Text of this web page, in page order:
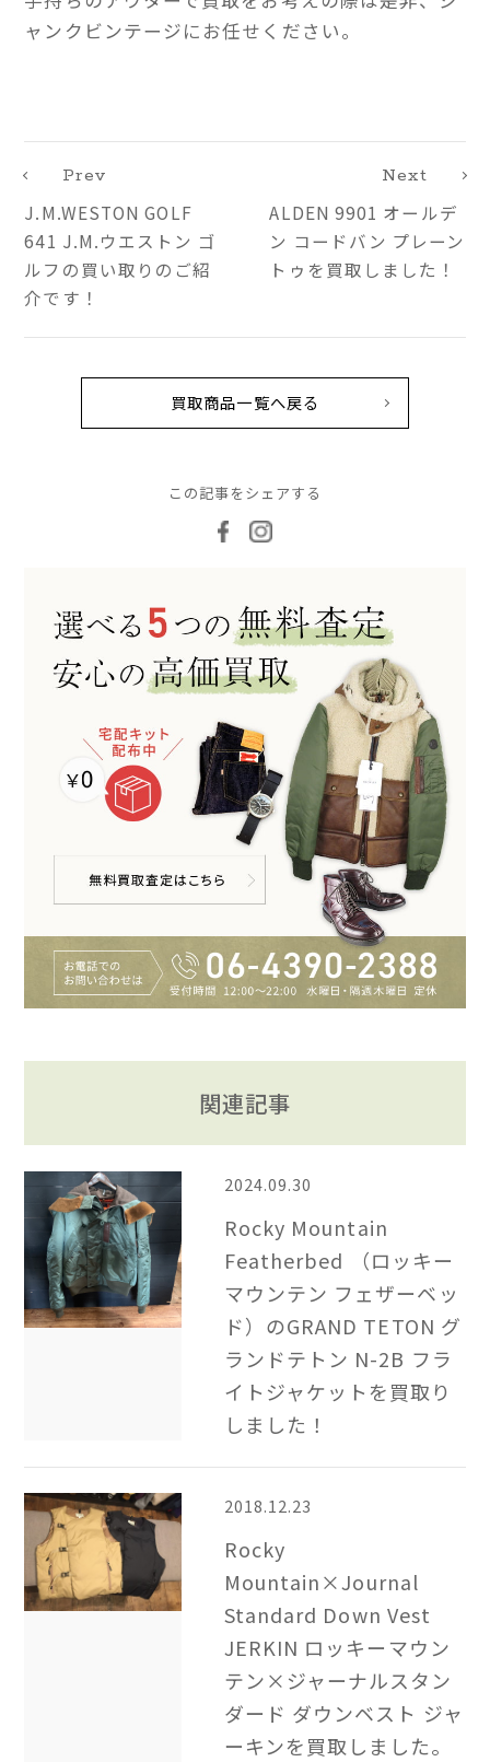
ャンクビンテージにお任せください。
Prev
J.M.WESTON GOLF
641 J.M.ウエストン ゴ
ルフの買い取りのご紹
介です！
Next
ALDEN 9901 オールデ
ン コードバン プレーン
トゥを買取しました！
買取商品一覧へ戻る
この記事をシェアする
関連記事
2024.09.30
Rocky Mountain
Featherbed （ロッキー
マウンテン フェザーベッ
ド）のGRAND TETON グ
ランドテトン N-2B フラ
イトジャケットを買取り
しました！
2018.12.23
Rocky
Mountain×Journal
Standard Down Vest
JERKIN ロッキーマウン
テン×ジャーナルスタン
ダード ダウンベスト ジャ
ーキンを買取しました。